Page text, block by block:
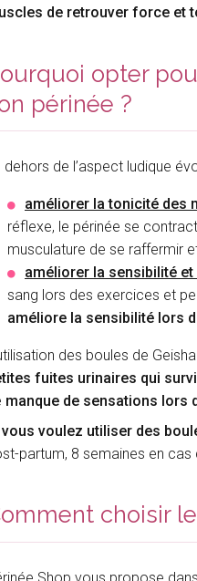
de retrouver force et
opter
périnée ?
dehors de l’aspect ludique
améliorer la tonicité des
réflexe, le périnée se
musculature de se raffermir
améliorer la sensibilité
sang lors des exercices et
améliore la sensibilité lors
des boules de
fuites urinaires qui
manque de sensations lors
vous voulez utiliser des
partum, 8 semaines en
choisir